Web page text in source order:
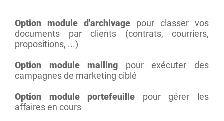
Option module d'archivage pour classer vos
documents par clients (contrats, courriers,
propositions, ...)
Option module mailing pour exécuter des
campagnes de marketing ciblé
Option module portefeuille pour gérer les
affaires en cours